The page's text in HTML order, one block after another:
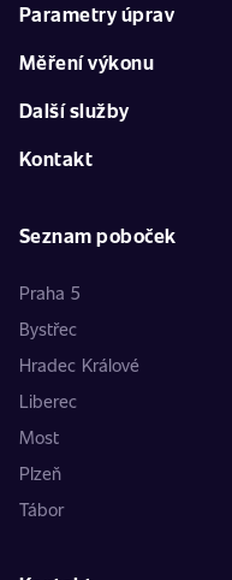
Parametry úprav
Měření výkonu
Další služby
Kontakt
Seznam poboček
Praha 5
Bystřec
Hradec Králové
Liberec
Most
Plzeň
Tábor